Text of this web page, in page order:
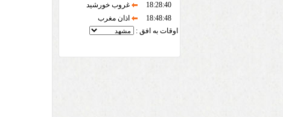
18:28:40
غروب خورشید
18:48:48
اذان مغرب
اوقات به افق :